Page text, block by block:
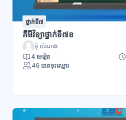
ថ្នាក់ទី៧
គីមីវិទ្យាថ្នាក់ទី៧ខ
ទុំ សំណាង
4 មេរៀន
46 បានចុះឈ្មោះ